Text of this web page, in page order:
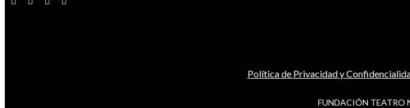
Política de Privacidad y
FUNDACIÓN TEATRO